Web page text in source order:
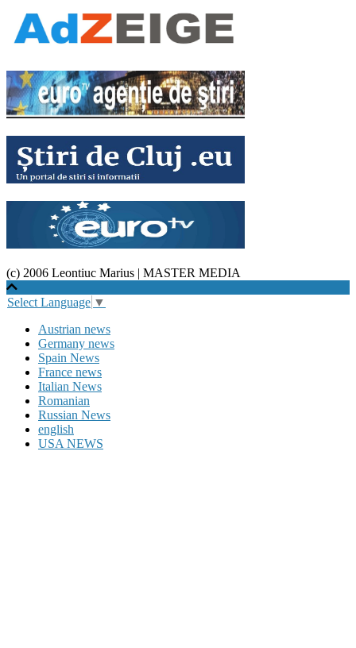
(c) 2006 Leontiuc Marius | MASTER MEDIA
Select Language ▼
Austrian news
Germany news
Spain News
France news
Italian News
Romanian
Russian News
english
USA NEWS